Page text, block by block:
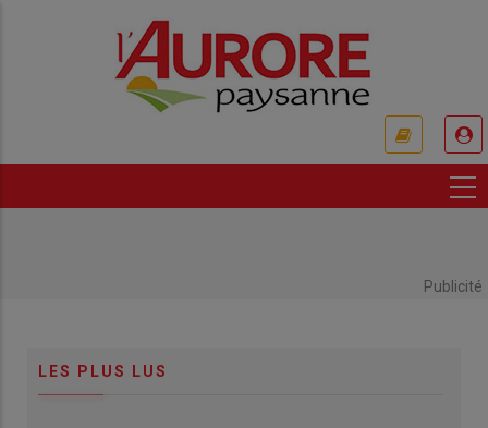
Publicité
LES PLUS LUS